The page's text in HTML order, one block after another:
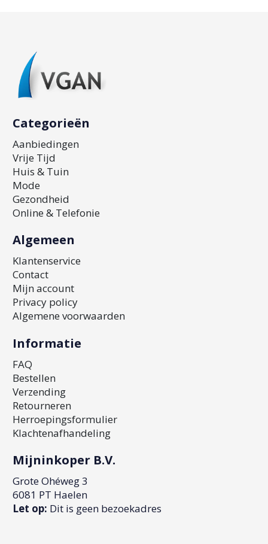
Categorieën
Aanbiedingen
Vrije Tijd
Huis & Tuin
Mode
Gezondheid
Online & Telefonie
Algemeen
Klantenservice
Contact
Mijn account
Privacy policy
Algemene voorwaarden
Informatie
FAQ
Bestellen
Verzending
Retourneren
Herroepingsformulier
Klachtenafhandeling
Mijninkoper B.V.
Grote Ohéweg 3
6081 PT Haelen
Let op: Dit is geen bezoekadres